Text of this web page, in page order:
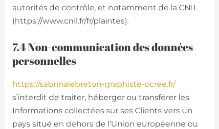
autorités de contrôle, et notamment de la CNIL
(https://www.cnil.fr/fr/plaintes).
7.4 Non-communication des données
personnelles
https://sabrinalebreton-graphiste-ocree.fr/
s’interdit de traiter, héberger ou transférer les
Informations collectées sur ses Clients vers un
pays situé en dehors de l’Union européenne ou